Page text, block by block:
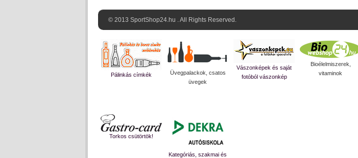
© 2013 SportShop24.hu . All Rights Reserved.
Pálinkás címkék
Üvegpalackok, csatos
üvegek
Vászonképek és saját
fotóból vászonkép
Bioélelmiszerek,
vitaminok
Torkos csütörtök!
Kategóriás, szakmai és